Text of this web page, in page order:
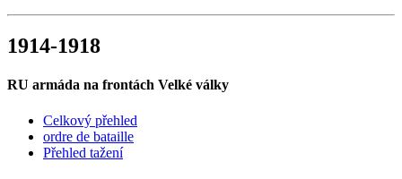
1914-1918
RU armáda na frontách Velké války
Celkový přehled
ordre de bataille
Přehled tažení